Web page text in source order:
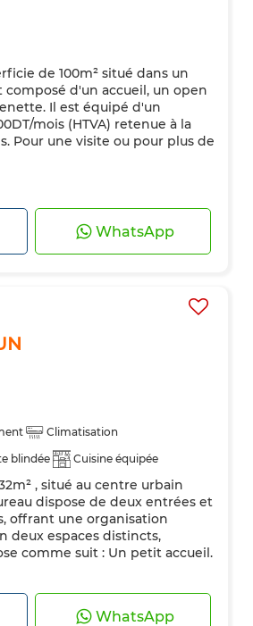
de 100m² situé dans un
d'un accueil, un open
Il est équipé d'un
mois (HTVA) retenue à la
Pour une visite ou pour plus de
WhatsApp
Climatisation
blindée
Cuisine équipée
, situé au centre urbain
dispose de deux entrées et
offrant une organisation
deux espaces distincts,
comme suit : Un petit accueil.
WhatsApp